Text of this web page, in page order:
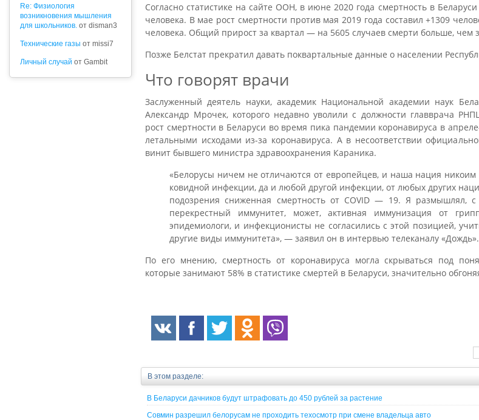
Re: Физиология
возникновения мышления
для школьников. от disman3
Технические газы от missi7
Личный случай от Gambit
Согласно статистике на сайте ООН, в июне 2020 года смертность в
человека. В мае рост смертности против мая 2019 года составил +1309
человека. Общий прирост за квартал — на 5605 случаев смерти больше, чем
Позже Белстат прекратил давать поквартальные данные о населении
Что говорят врачи
Заслуженный деятель науки, академик Национальной академии наук
Александр Мрочек, которого недавно уволили с должности главврача
рост смертности в Беларуси во время пика пандемии коронавируса в
летальными исходами из-за коронавируса. А в несоответствии
винит бывшего министра здравоохранения Караника.
«Белорусы ничем не отличаются от европейцев, и наша нация
ковидной инфекции, да и любой другой инфекции, от любых других
подозрения сниженная смертность от COVID — 19. Я размышлял,
перекрестный иммунитет, может, активная иммунизация от
эпидемиологи, и инфекционисты не согласились с этой позицией,
другие виды иммунитета», — заявил он в интервью телеканалу «Дождь».
По его мнению, смертность от коронавируса могла скрываться под
которые занимают 58% в статистике смертей в Беларуси, значительно
В этом разделе:
В Беларуси дачников будут штрафовать до 450 рублей за растение
Совмин разрешил белорусам не проходить техосмотр при смене владельца авто